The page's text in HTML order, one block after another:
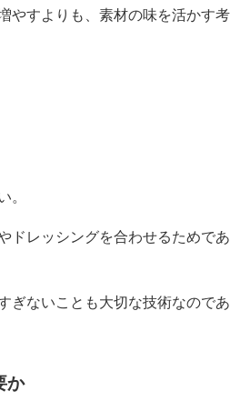
やすよりも、素材の味を活かす考
。
ドレッシングを合わせるためであ
ぎないことも大切な技術なのであ
か